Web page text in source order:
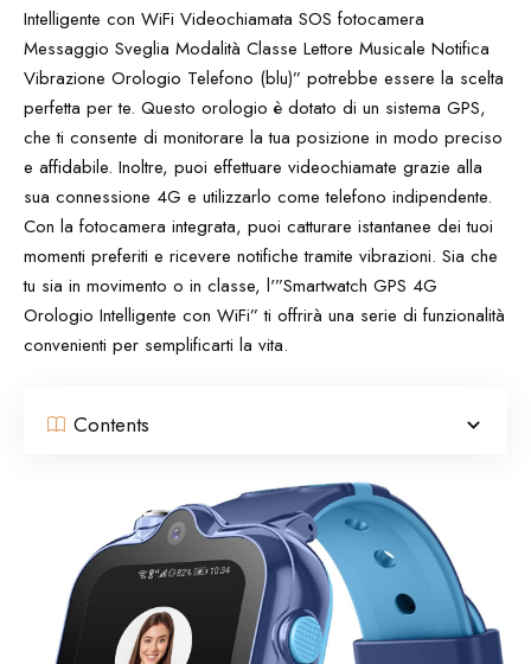
Intelligente con WiFi Videochiamata SOS fotocamera
Messaggio Sveglia Modalità Classe Lettore Musicale Notifica
Vibrazione Orologio Telefono (blu)” potrebbe essere la scelta
perfetta per te. Questo orologio è dotato di un sistema GPS,
che ti consente di monitorare la tua posizione in modo preciso
e affidabile. Inoltre, puoi effettuare videochiamate grazie alla
sua connessione 4G e utilizzarlo come telefono indipendente.
Con la fotocamera integrata, puoi catturare istantanee dei tuoi
momenti preferiti e ricevere notifiche tramite vibrazioni. Sia che
tu sia in movimento o in classe, l'”Smartwatch GPS 4G
Orologio Intelligente con WiFi” ti offrirà una serie di funzionalità
convenienti per semplificarti la vita.
Contents